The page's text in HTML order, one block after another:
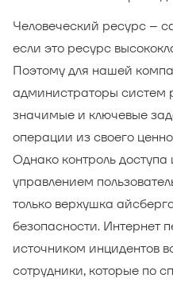
Человеческий ресурс –
если это ресурс
Поэтому для нашей
администраторы систем
значимые и ключевые
операции из своего
Однако контроль
управлением
только верхушка
безопасности. Интернет
источником инцидентов
сотрудники, которые по